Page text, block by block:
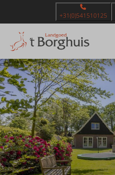
+31(0)541510125